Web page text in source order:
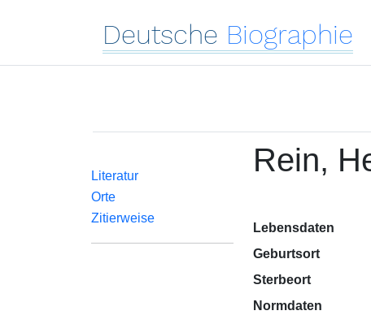
Deutsche Biographie
Literatur
Orte
Zitierweise
Rein,
Lebensdaten
Geburtsort
Sterbeort
Normdaten